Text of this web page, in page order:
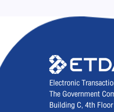
Electronic
The Government
Building C, 4th Floor